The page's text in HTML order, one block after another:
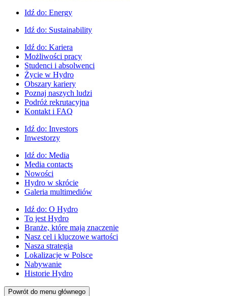
Idź do: Energy
Idź do: Sustainability
Idź do: Kariera
Możliwości pracy
Studenci i absolwenci
Życie w Hydro
Obszary kariery
Poznaj naszych ludzi
Podróż rekrutacyjna
Kontakt i FAQ
Idź do: Investors
Inwestorzy
Idź do: Media
Media contacts
Nowości
Hydro w skrócie
Galeria multimediów
Idź do: O Hydro
To jest Hydro
Branże, które mają znaczenie
Nasz cel i kluczowe wartości
Nasza strategia
Lokalizacje w Polsce
Nabywanie
Historie Hydro
Powrót do menu głównego